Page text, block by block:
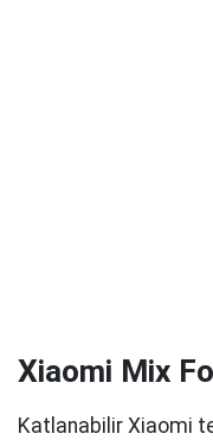
Xiaomi Mix
Katlanabilir Xiaomi